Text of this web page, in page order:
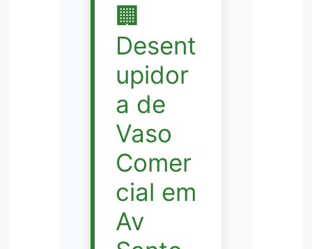
🏢
Desent
upidor
a de
Vaso
Comer
cial em
Av